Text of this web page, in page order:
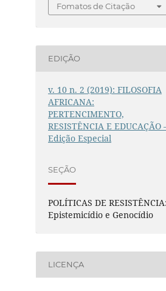
Fomatos de Citação
EDIÇÃO
v. 10 n. 2 (2019): FILOSOFIA
AFRICANA:
PERTENCIMENTO,
RESISTÊNCIA E EDUCAÇÃO
Edição Especial
SEÇÃO
POLÍTICAS DE
Epistemicídio e Genocídio
LICENÇA